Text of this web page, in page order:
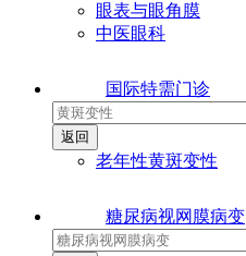
眼表与眼角膜
中医眼科
国际特需门诊
老年性黄斑变性
糖尿病视网膜病变